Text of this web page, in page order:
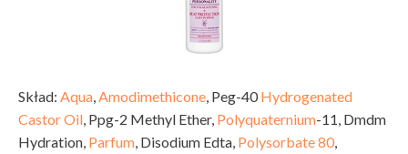
Skład: Aqua Amodimethicone , Peg-40Hydrogenated
Castor Oil , Ppg-2 Methyl Ether, Polyquaternium-11, Dmdm
Hydration, Parfum , Disodium Edta, Polysorbate 80